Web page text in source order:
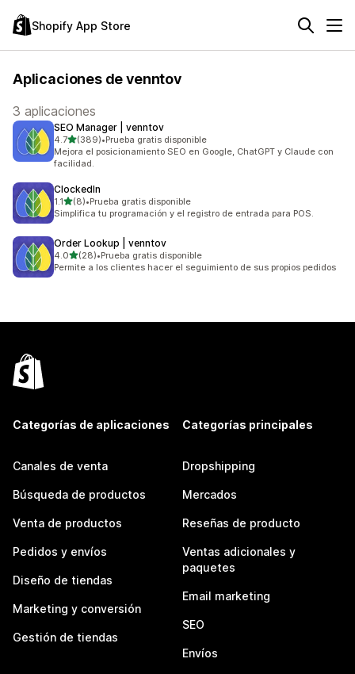
Shopify App Store
Aplicaciones de venntov
3 aplicaciones
SEO Manager | venntov
4.7de 5 estrellas
(389)
389 reseñas en total
•Prueba gratis disponible
Mejora el posicionamiento SEO en Google, ChatGPT y Claude con
facilidad.
ClockedIn
1.1de 5 estrellas
(8)
8 reseñas en total
•Prueba gratis disponible
Simplifica tu programación y el registro de entrada para POS.
Order Lookup | venntov
4.0de 5 estrellas
(28)
28 reseñas en total
•Prueba gratis disponible
Permite a los clientes hacer el seguimiento de sus propios pedidos
Categorías de aplicaciones
Canales de venta
Búsqueda de productos
Venta de productos
Pedidos y envíos
Diseño de tiendas
Marketing y conversión
Gestión de tiendas
Categorías principales
Dropshipping
Mercados
Reseñas de producto
Ventas adicionales y
paquetes
Email marketing
SEO
Envíos